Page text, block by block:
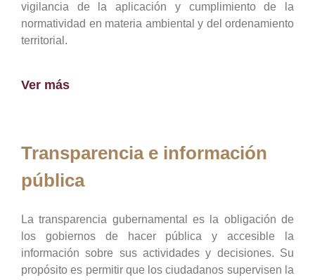
vigilancia de la aplicación y cumplimiento de la
normatividad en materia ambiental y del ordenamiento
territorial.
Ver más
Transparencia e información
pública
La transparencia gubernamental es la obligación de
los gobiernos de hacer pública y accesible la
información sobre sus actividades y decisiones. Su
propósito es permitir que los ciudadanos supervisen la